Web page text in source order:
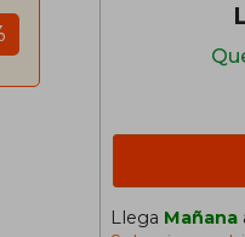
Llega Mañana